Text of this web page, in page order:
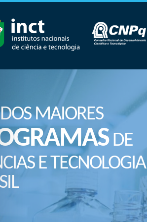
MAIORES
DE
E